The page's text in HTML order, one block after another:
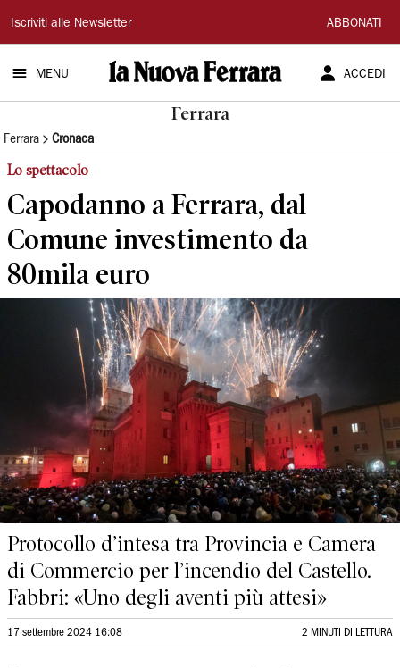
La
Nuova
Ferrara
Iscriviti alle Newsletter ABBONATI
MENU ACCEDI
Ferrara
Ferrara Cronaca
Lo spettacolo
Capodanno a Ferrara, dal
Comune investimento da
80mila euro
Protocollo d’intesa tra Provincia e Camera
di Commercio per l’incendio del Castello.
Fabbri: «Uno degli aventi più attesi»
17 settembre 2024 16:08 2 MINUTI DI LETTURA